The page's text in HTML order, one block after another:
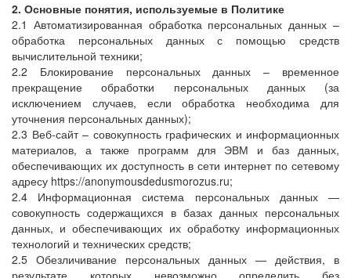
2. Основные понятия, используемые в Политике
2.1 Автоматизированная обработка персональных данных –
обработка персональных данных с помощью средств
вычислительной техники;
2.2 Блокирование персональных данных – временное
прекращение обработки персональных данных (за
исключением случаев, если обработка необходима для
уточнения персональных данных);
2.3 Веб-сайт – совокупность графических и информационных
материалов, а также программ для ЭВМ и баз данных,
обеспечивающих их доступность в сети интернет по сетевому
адресу https://anonymousdedusmorozus.ru;
2.4 Информационная система персональных данных —
совокупность содержащихся в базах данных персональных
данных, и обеспечивающих их обработку информационных
технологий и технических средств;
2.5 Обезличивание персональных данных — действия, в